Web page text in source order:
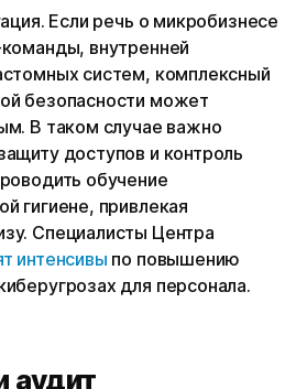
Если речь о микробизнесе
внутренней
систем, комплексный
безопасности может
В таком случае важно
доступов и контроль
обучение
гигиене, привлекая
Специалисты Центра
интенсивы по повышению
для персонала.
аудит